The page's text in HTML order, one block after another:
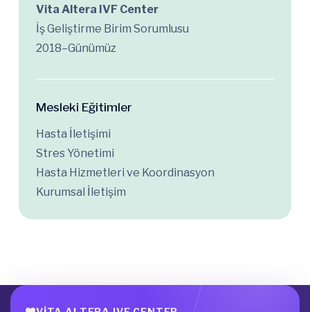
Vita Altera IVF Center
İş Geliştirme Birim Sorumlusu
2018–Günümüz
Mesleki Eğitimler
Hasta İletişimi
Stres Yönetimi
Hasta Hizmetleri ve Koordinasyon
Kurumsal İletişim